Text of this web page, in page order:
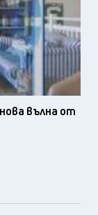
вълна от